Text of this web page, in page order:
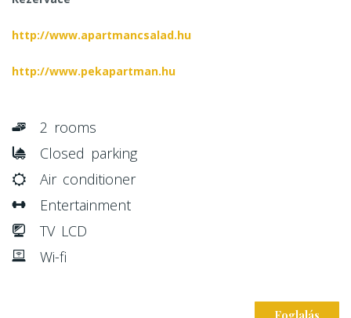
http://www.apartmancsalad.hu
http://www.pekapartman.hu
2 rooms
Closed parking
Air conditioner
Entertainment
TV LCD
Wi-fi
Foglalás